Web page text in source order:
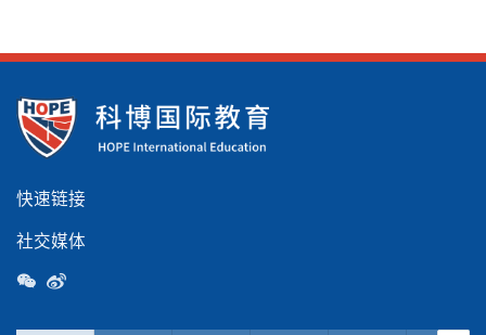
快速链接
社交媒体